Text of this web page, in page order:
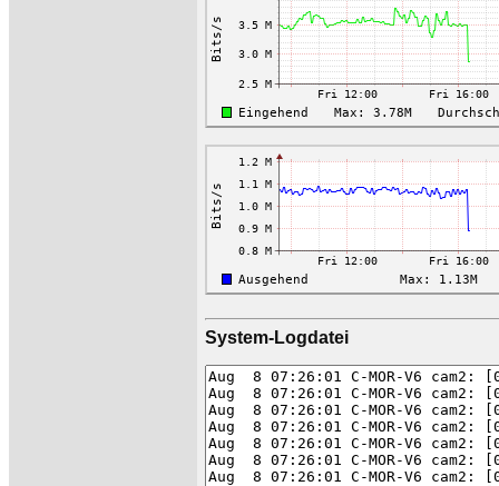
System-Logdatei